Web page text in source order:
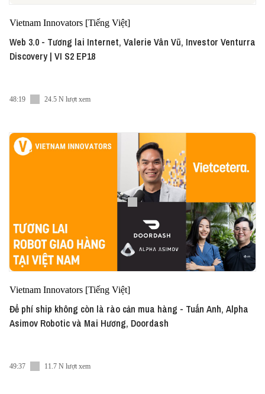
Vietnam Innovators [Tiếng Việt]
Web 3.0 - Tương lai Internet, Valerie Vân Vũ, Investor Venturra
Discovery | VI S2 EP18
48:19 24.5 N lượt xem
Vietnam Innovators [Tiếng Việt]
Để phí ship không còn là rào cản mua hàng - Tuấn Anh, Alpha
Asimov Robotic và Mai Hương, Doordash
49:37 11.7 N lượt xem